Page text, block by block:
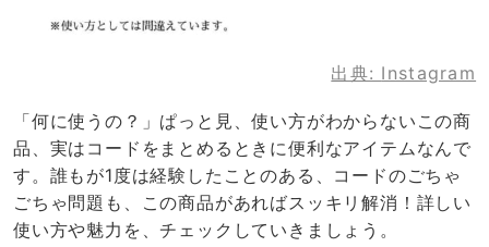
出典: Instagram
「何に使うの？」ぱっと見、使い方がわからないこの商
品、実はコードをまとめるときに便利なアイテムなんで
す。誰もが1度は経験したことのある、コードのごちゃ
ごちゃ問題も、この商品があればスッキリ解消！詳しい
使い方や魅力を、チェックしていきましょう。